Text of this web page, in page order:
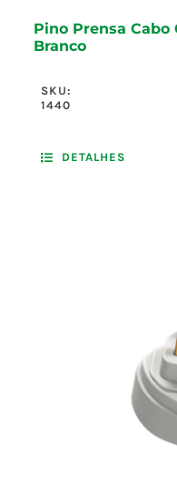
Pino Prensa Cabo
Branco
SKU:
1440
DETALHES